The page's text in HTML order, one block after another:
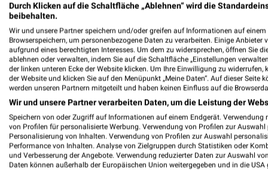
Angebote-Kalender für PENNY in
Aug.
03Mo 04Di 05Mi 06 Do 07Fr
PENNY - Angebote ab 03.08.
Durch Klicken auf die Schaltfläche „Ablehnen“ wird die
beibehalten.
Wir und unsere Partner speichern und/oder greifen auf Informationen auf einem
Browserspeichern, um personenbezogene Daten zu verarbeiten. Einige
aufgrund eines berechtigten Interesses. Um dem zu widersprechen, öffnen Sie
ablehnen oder verwalten, indem Sie auf die Schaltfläche „Einstellungen
der linken unteren Ecke der Website klicken. Um Ihre Einwilligung zu
der Website und klicken Sie auf den Menüpunkt „Meine Daten“. Auf dieser
werden unseren Partnern mitgeteilt und haben keinen Einfluss auf die
Wir und unsere Partner verarbeiten Daten, um die Leistung der
Speichern von oder Zugriff auf Informationen auf einem Endgerät. Verwendung
von Profilen für personalisierte Werbung. Verwendung von Profilen zur
Personalisierung von Inhalten. Verwendung von Profilen zur Auswahl
Performance von Inhalten. Analyse von Zielgruppen durch Statistiken oder
und Verbesserung der Angebote. Verwendung reduzierter Daten zur Auswahl
Daten können außerhalb der Europäischen Union weitergegeben und in die USA